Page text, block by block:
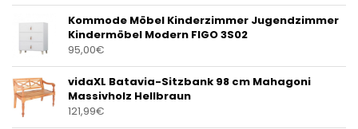
Kommode Möbel Kinderzimmer Jugendzimmer
Kindermöbel Modern FIGO 3S02
95,00€
vidaXL Batavia-Sitzbank 98 cm Mahagoni
Massivholz Hellbraun
121,99€